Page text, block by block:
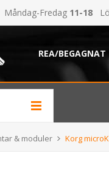
Måndag-Fredag 11-18
REA/BEGAGNAT
& moduler Korg